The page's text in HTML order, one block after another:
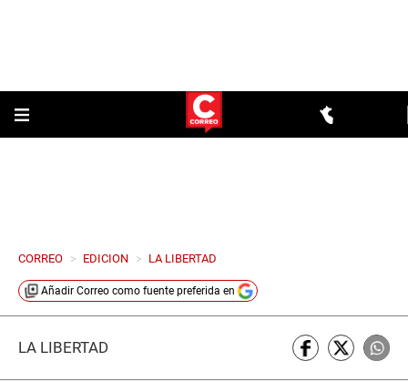
CORREO > EDICION > LA LIBERTAD
Añadir Correo como fuente preferida en
LA LIBERTAD